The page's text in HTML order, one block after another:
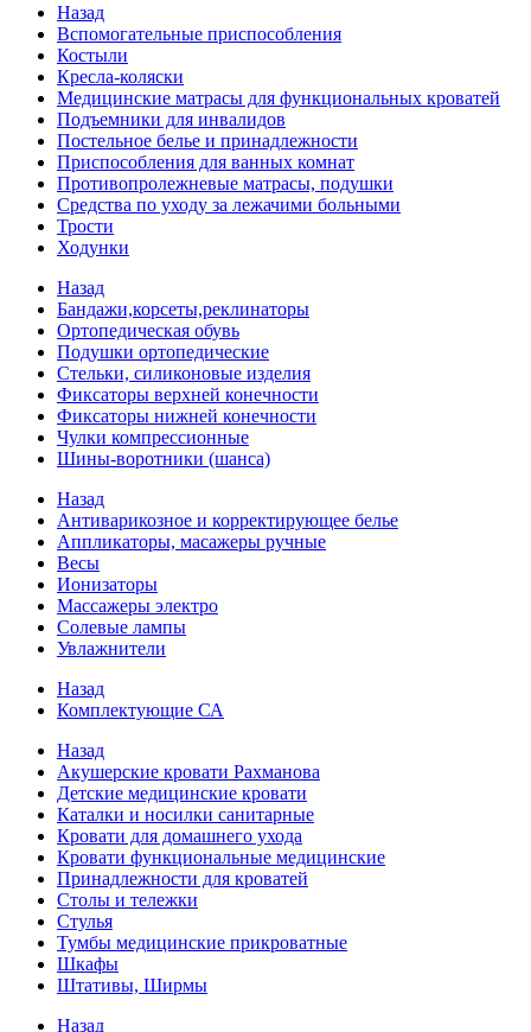
Назад
Вспомогательные приспособления
Костыли
Кресла-коляски
Медицинские матрасы для функциональных кроватей
Подъемники для инвалидов
Постельное белье и принадлежности
Приспособления для ванных комнат
Противопролежневые матрасы, подушки
Средства по уходу за лежачими больными
Трости
Ходунки
Назад
Бандажи,корсеты,реклинаторы
Ортопедическая обувь
Подушки ортопедические
Стельки, силиконовые изделия
Фиксаторы верхней конечности
Фиксаторы нижней конечности
Чулки компрессионные
Шины-воротники (шанса)
Назад
Антиварикозное и корректирующее белье
Аппликаторы, масажеры ручные
Весы
Ионизаторы
Массажеры электро
Солевые лампы
Увлажнители
Назад
Комплектующие СА
Назад
Акушерские кровати Рахманова
Детские медицинские кровати
Каталки и носилки санитарные
Кровати для домашнего ухода
Кровати функциональные медицинские
Принадлежности для кроватей
Столы и тележки
Стулья
Тумбы медицинские прикроватные
Шкафы
Штативы, Ширмы
Назад